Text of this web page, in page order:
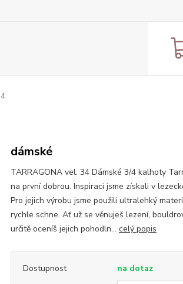
dámské
TARRAGONA vel. 34 Dámské 3/4 kalhoty
na první dobrou. Inspiraci jsme získali v
Pro jejich výrobu jsme použili ultralehký
rychle schne. Ať už se věnuješ lezení,
určitě oceníš jejich pohodln... celý popis
Dostupnost
na dotaz